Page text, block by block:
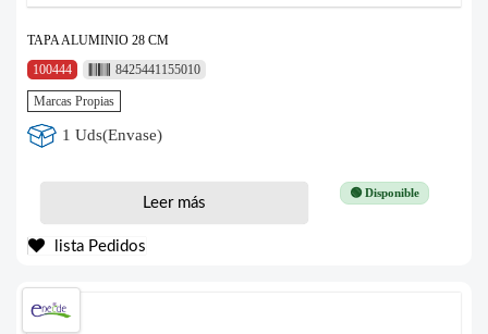
TAPA ALUMINIO 28 CM
100444
8425441155010
Marcas Propias
1 Uds(Envase)
🟢 Disponible
Leer más
lista Pedidos